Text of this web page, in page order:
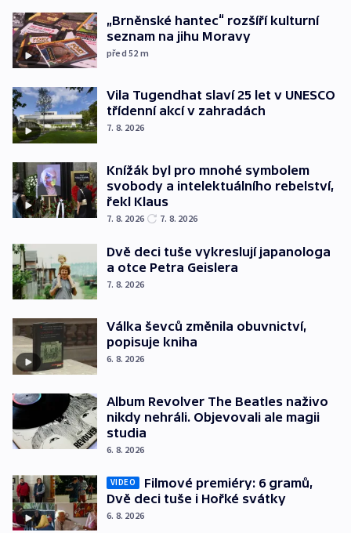
„Brněnské hantec“ rozšíří kulturní
seznam na jihu Moravy
před 52 m
Vila Tugendhat slaví 25 let v UNESCO
třídenní akcí v zahradách
7. 8. 2026
Knížák byl pro mnohé symbolem
svobody a intelektuálního rebelství,
řekl Klaus
7. 8. 2026 7. 8. 2026
Dvě deci tuše vykreslují japanologa
a otce Petra Geislera
7. 8. 2026
Válka ševců změnila obuvnictví,
popisuje kniha
6. 8. 2026
Album Revolver The Beatles naživo
nikdy nehráli. Objevovali ale magii
studia
6. 8. 2026
VIDEO
Filmové premiéry: 6 gramů,
Dvě deci tuše i Hořké svátky
6. 8. 2026